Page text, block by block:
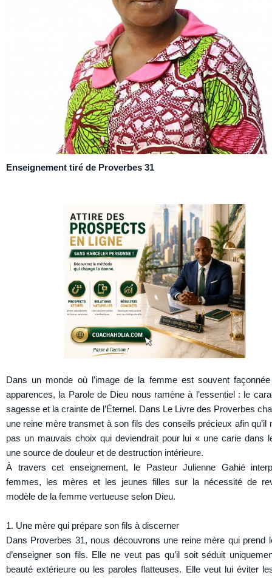
Enseignement tiré de Proverbes 31
Dans un monde où l’image de la femme est souvent
apparences, la Parole de Dieu nous ramène à l’essentiel : le
sagesse et la crainte de l’Éternel. Dans Le Livre des Proverbes
une reine mère transmet à son fils des conseils précieux afin qu’il
pas un mauvais choix qui deviendrait pour lui « une carie dans
une source de douleur et de destruction intérieure.
À travers cet enseignement, le Pasteur Julienne Gahié
femmes, les mères et les jeunes filles sur la nécessité de
modèle de la femme vertueuse selon Dieu.
1. Une mère qui prépare son fils à discerner
Dans Proverbes 31, nous découvrons une reine mère qui prend
d’enseigner son fils. Elle ne veut pas qu’il soit séduit
beauté extérieure ou les paroles flatteuses. Elle veut lui éviter